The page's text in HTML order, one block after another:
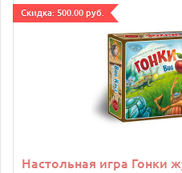
Cкидка: 500.00 руб.
Настольная игра Гонки